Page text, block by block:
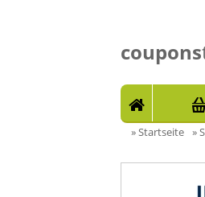
coupons
START
»Startseite »